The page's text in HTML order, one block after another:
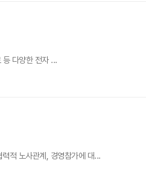
등 다양한 전자 ...
적 노사관계, 경영참가에 대...